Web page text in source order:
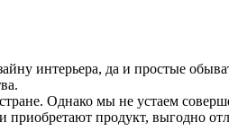
интерьера, да и простые
Однако мы не устаем
продукт, выгодно